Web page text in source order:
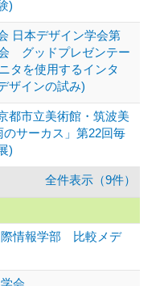
)
日本デザイン学会第
グッドプレゼンテー
タを使用するインタ
ザインの試み)
都市立美術館・筑波美
サーカス」第22回毎
)
全件表示（9件）
情報学部 比較メデ
会